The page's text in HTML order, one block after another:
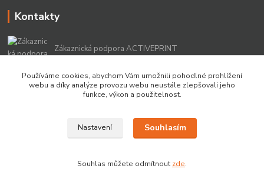
Kontakty
Zákaznická podpora ACTIVEPRINT
info@activeprint.cz
Copyright 2022 © ActivePrint s.r.o.
Používáme cookies, abychom Vám umožnili pohodlné prohlížení
webu a díky analýze provozu webu neustále zlepšovali jeho
funkce, výkon a použitelnost.
Nastavení Souhlasím
Souhlas můžete odmítnout zde.